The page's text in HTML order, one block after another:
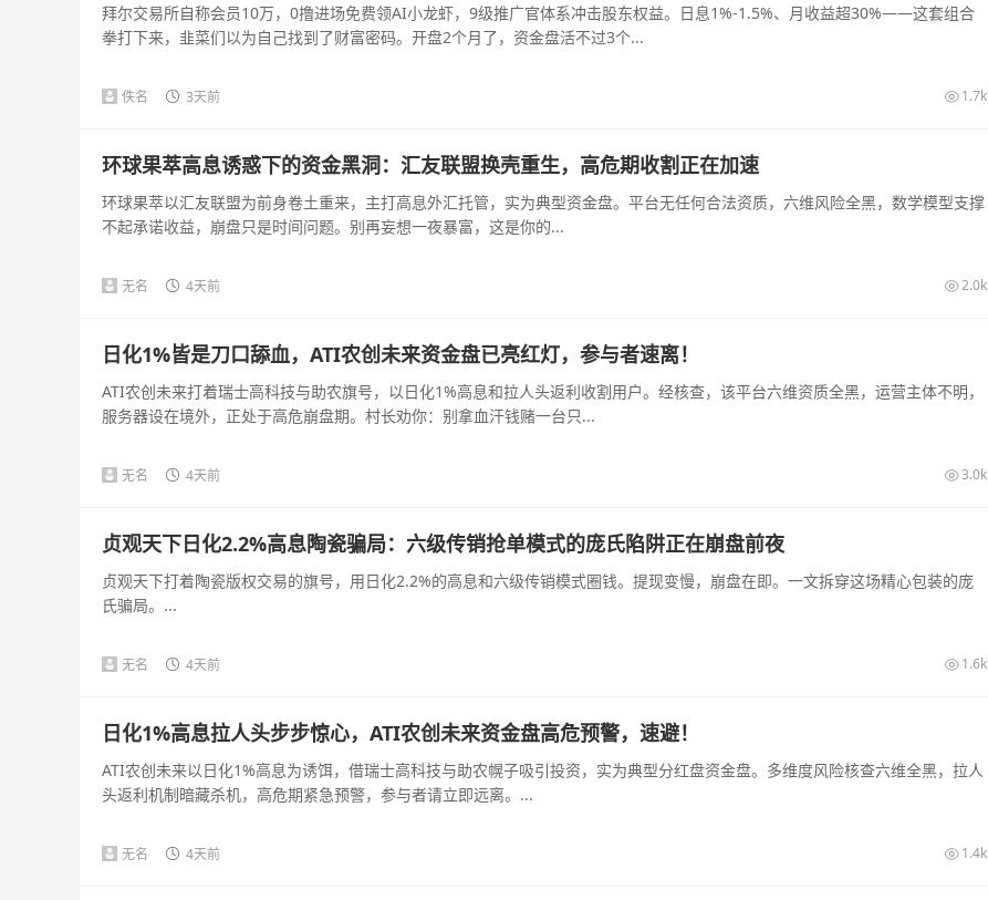
拜尔交易所自称会员10万，0撸进场免费领AI小龙虾，9级推广官体系冲击股东权益。日息1%-1.5%、月收益超30%——这套组合
拳打下来，韭菜们以为自己找到了财富密码。开盘2个月了，资金盘活不过3个...
佚名 3天前 1.7k
环球果萃高息诱惑下的资金黑洞：汇友联盟换壳重生，高危期收割正在加速
环球果萃以汇友联盟为前身卷土重来，主打高息外汇托管，实为典型资金盘。平台无任何合法资质，六维风险全黑，数学模型支撑
不起承诺收益，崩盘只是时间问题。别再妄想一夜暴富，这是你的...
无名 4天前 2.0k
日化1%皆是刀口舔血，ATI农创未来资金盘已亮红灯，参与者速离！
ATI农创未来打着瑞士高科技与助农旗号，以日化1%高息和拉人头返利收割用户。经核查，该平台六维资质全黑，运营主体不明，
服务器设在境外，正处于高危崩盘期。村长劝你：别拿血汗钱赌一台只...
无名 4天前 3.0k
贞观天下日化2.2%高息陶瓷骗局：六级传销抢单模式的庞氏陷阱正在崩盘前夜
贞观天下打着陶瓷版权交易的旗号，用日化2.2%的高息和六级传销模式圈钱。提现变慢，崩盘在即。一文拆穿这场精心包装的庞
氏骗局。...
无名 4天前 1.6k
日化1%高息拉人头步步惊心，ATI农创未来资金盘高危预警，速避！
ATI农创未来以日化1%高息为诱饵，借瑞士高科技与助农幌子吸引投资，实为典型分红盘资金盘。多维度风险核查六维全黑，拉人
头返利机制暗藏杀机，高危期紧急预警，参与者请立即远离。...
无名 4天前 1.4k